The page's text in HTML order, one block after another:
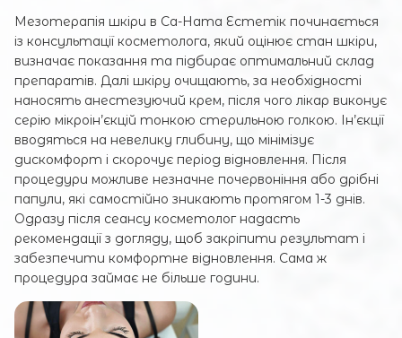
Мезотерапія шкіри в Са-Ната Естетік починається
із консультації косметолога, який оцінює стан шкіри,
визначає показання та підбирає оптимальний склад
препаратів. Далі шкіру очищають, за необхідності
наносять анестезуючий крем, після чого лікар виконує
серію мікроін’єкцій тонкою стерильною голкою. Ін’єкції
вводяться на невелику глибину, що мінімізує
дискомфорт і скорочує період відновлення. Після
процедури можливе незначне почервоніння або дрібні
папули, які самостійно зникають протягом 1-3 днів.
Одразу після сеансу косметолог надасть
рекомендації з догляду, щоб закріпити результат і
забезпечити комфортне відновлення. Сама ж
процедура займає не більше години.